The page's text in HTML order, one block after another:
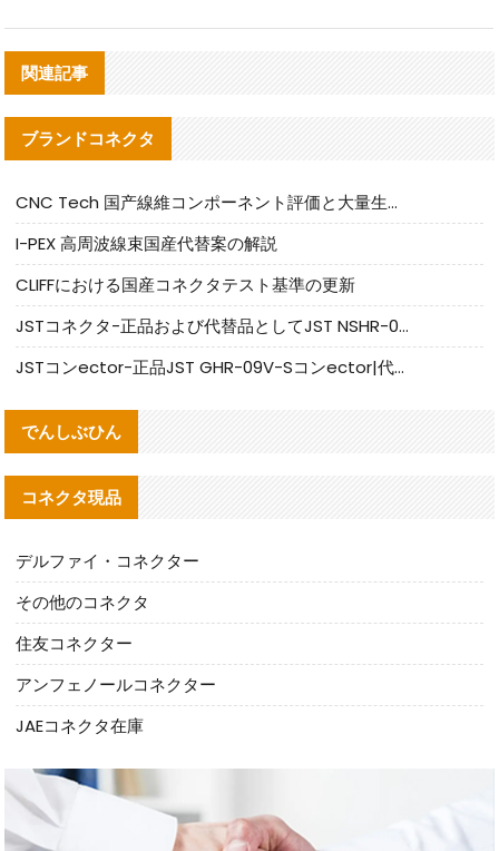
関連記事
ブランドコネクタ
CNC Tech 国产線維コンポーネント評価と大量生産適合ガイド
I-PEX 高周波線束国産代替案の解説
CLIFFにおける国産コネクタテスト基準の更新
JSTコネクタ-正品および代替品としてJST NSHR-02V-Sコネクタを提供します
JSTコンector-正品JST GHR-09V-Sコンector|代替品提供
でんしぶひん
コネクタ現品
デルファイ・コネクター
その他のコネクタ
住友コネクター
アンフェノールコネクター
JAEコネクタ在庫